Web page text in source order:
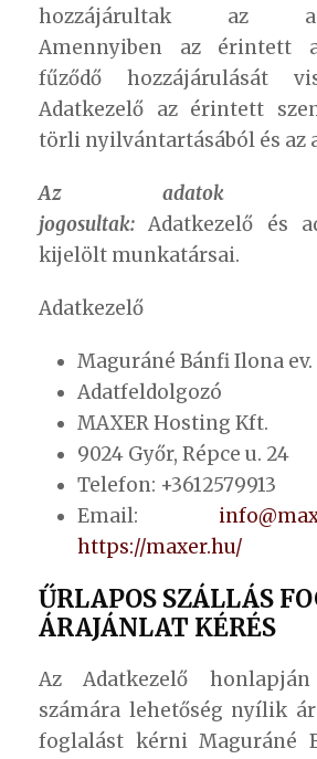
hozzájárultak az
Amennyiben az érintett
fűződő hozzájárulását
Adatkezelő az érintett
törli nyilvántartásából és az
Az adatok
jogosultak:Adatkezelő és
kijelölt munkatársai.
Adatkezelő
Maguráné Bánfi Ilona ev.
Adatfeldolgozó
MAXER Hosting Kft.
9024 Győr, Répce u. 24
Telefon: +3612579913
Email:
https://maxer.hu/
ŰRLAPOS SZÁLLÁS
ÁRAJÁNLAT KÉRÉS
Az Adatkezelő
számára lehetőség nyílik
foglalást kérni Maguráné